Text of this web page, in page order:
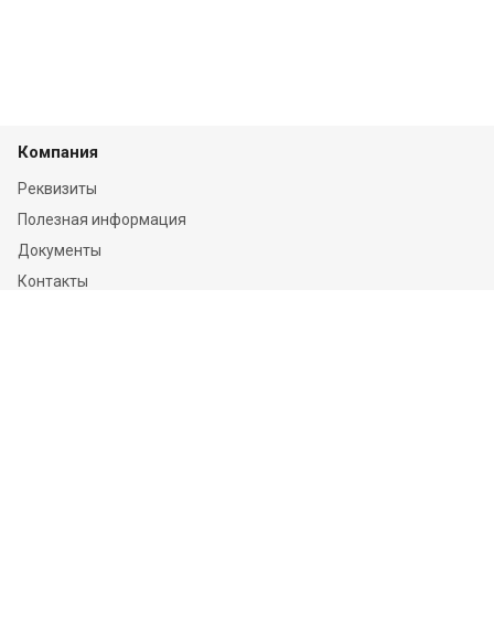
Компания
Реквизиты
Полезная информация
Документы
Контакты